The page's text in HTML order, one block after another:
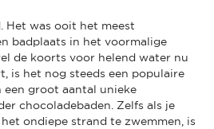
Het was ooit het meest
badplaats in het voormalige
de koorts voor helend water nu
is het nog steeds een populaire
een groot aantal unieke
chocoladebaden. Zelfs als je
ondiepe strand te zwemmen, is